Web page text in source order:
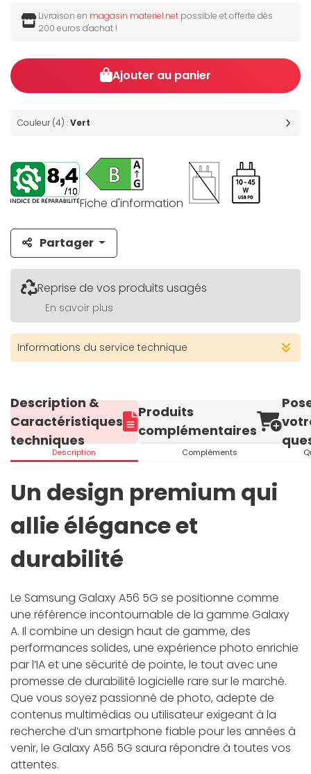
Livraison en magasin materiel.net possible et offerte dès
200 euros d'achat !
Ajouter au panier
Couleur (4) :Vert
Fiche d'information
Partager
Reprise de vos produits usagés
En savoir plus
Informations du service technique
Description &
Caractéristiques
techniques
Description
Produits
complémentaires
Compléments
Un design premium qui
allie élégance et
durabilité
Le Samsung Galaxy A56 5G se positionne comme
une référence incontournable de la gamme Galaxy
A. Il combine un design haut de gamme, des
performances solides, une expérience photo enrichie
par l’IA et une sécurité de pointe, le tout avec une
promesse de durabilité logicielle rare sur le marché.
Que vous soyez passionné de photo, adepte de
contenus multimédias ou utilisateur exigeant à la
recherche d’un smartphone fiable pour les années à
venir, le Galaxy A56 5G saura répondre à toutes vos
attentes.